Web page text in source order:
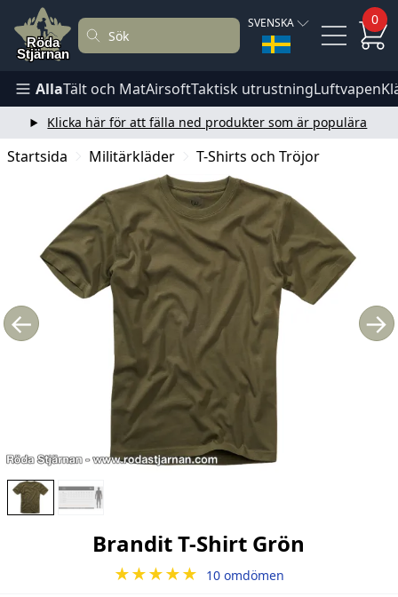
SVENSKA 0
AllaTält och MatAirsoftTaktisk utrustningLuftvapen
Klicka här för att fälla ned produkter som är populära
Startsida Militärkläder T-Shirts och Tröjor
← →
Brandit T-Shirt Grön
★★★★★ 10 omdömen